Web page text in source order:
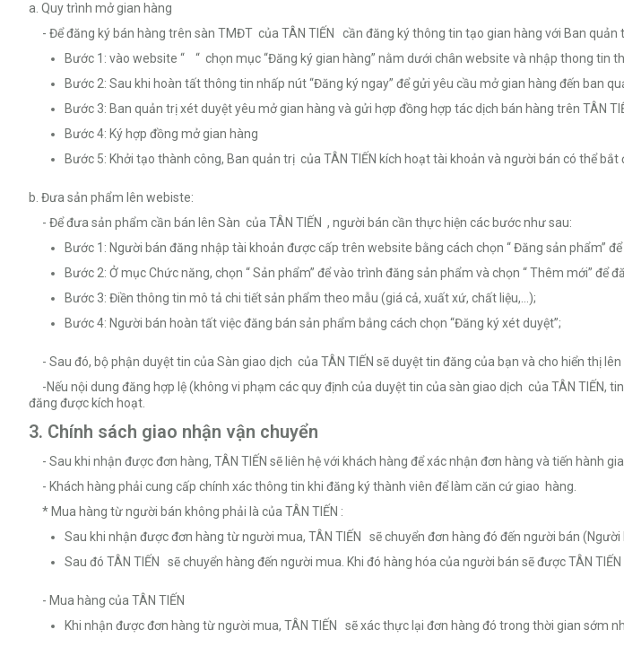
a. Quy trình mở gian hàng
- Để đăng ký bán hàng trên sàn TMĐT của TÂN TIẾN cần đăng ký thông tin tạo gian hàng với Ban
Bước 1: vào website “ “ chọn mục “Đăng ký gian hàng” nằm dưới chân website và nhập thong tin
Bước 2: Sau khi hoàn tất thông tin nhấp nút “Đăng ký ngay” để gửi yêu cầu mở gian hàng đến ban
Bước 3: Ban quản trị xét duyệt yêu mở gian hàng và gửi hợp đồng hợp tác dịch bán hàng trên TÂN
Bước 4: Ký hợp đồng mở gian hàng
Bước 5: Khởi tạo thành công, Ban quản trị của TÂN TIẾN kích hoạt tài khoản và người bán có thể
b. Đưa sản phẩm lên webiste:
- Để đưa sản phẩm cần bán lên Sàn của TÂN TIẾN , người bán cần thực hiện các bước như sau:
Bước 1: Người bán đăng nhập tài khoản được cấp trên website bằng cách chọn “ Đăng sản phẩm”
Bước 2: Ở mục Chức năng, chọn “ Sản phẩm” để vào trình đăng sản phẩm và chọn “ Thêm mới” để
Bước 3: Điền thông tin mô tả chi tiết sản phẩm theo mẫu (giá cả, xuất xứ, chất liệu,…);
Bước 4: Người bán hoàn tất việc đăng bán sản phẩm bắng cách chọn “Đăng ký xét duyệt”;
- Sau đó, bộ phận duyệt tin của Sàn giao dịch của TÂN TIẾN sẽ duyệt tin đăng của bạn và cho hiển thị
-Nếu nội dung đăng hợp lệ (không vi phạm các quy định của duyệt tin của sàn giao dịch của TÂN TIẾN,
đăng được kích hoạt.
3. Chính sách giao nhận vận chuyển
- Sau khi nhận được đơn hàng, TÂN TIẾN sẽ liên hệ với khách hàng để xác nhận đơn hàng và tiến hành
- Khách hàng phải cung cấp chính xác thông tin khi đăng ký thành viên để làm căn cứ giao hàng.
* Mua hàng từ người bán không phải là của TÂN TIẾN :
Sau khi nhận được đơn hàng từ người mua, TÂN TIẾN sẽ chuyển đơn hàng đó đến người bán
Sau đó TÂN TIẾN sẽ chuyển hàng đến người mua. Khi đó hàng hóa của người bán sẽ được TÂN
- Mua hàng của TÂN TIẾN
Khi nhận được đơn hàng từ người mua, TÂN TIẾN sẽ xác thực lại đơn hàng đó trong thời gian